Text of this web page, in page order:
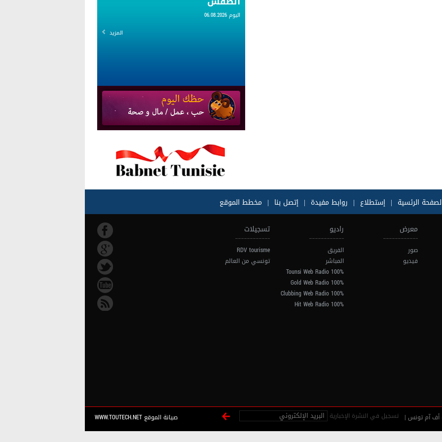
اليوم 06.08.2026
المزيد
الرئسية | إستطلاع | روابط مفيدة | إتصل بنا | مخطط الموقع
معرض
صور
فيديو
راديو
الفريق
المباشر
100% Tounsi Web Radio
100% Gold Web Radio
100% Clubbing Web Radio
100% Hit Web Radio
تسجيلات
RDV tourisme
تونسي من العالم
تسجيل في النشرة الإخبارية صيانة الموقع WWW.TOUTECH.NET